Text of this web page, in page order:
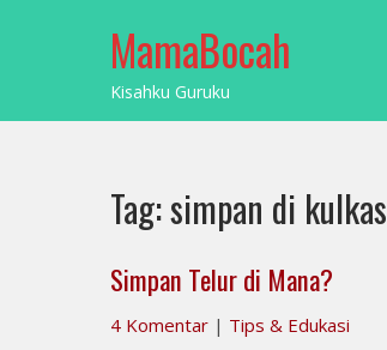
MamaBocah
Kisahku Guruku
Tag:simpan di kulkas
Simpan Telur di Mana?
4 Komentar | Tips & Edukasi